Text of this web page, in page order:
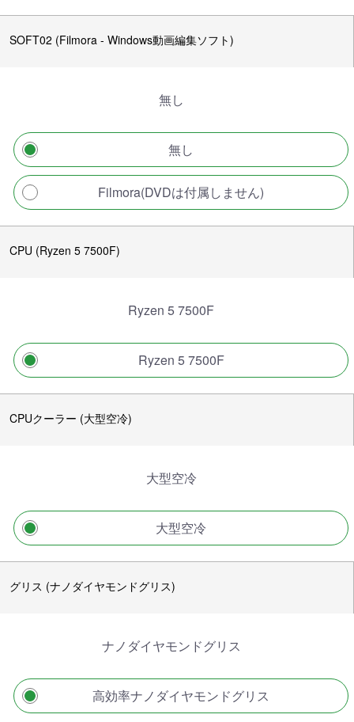
SOFT02 (Filmora - Windows動画編集ソフト)
無し
無し
Filmora(DVDは付属しません)
CPU (Ryzen 5 7500F)
Ryzen 5 7500F
Ryzen 5 7500F
CPUクーラー (大型空冷)
大型空冷
大型空冷
グリス (ナノダイヤモンドグリス)
ナノダイヤモンドグリス
高効率ナノダイヤモンドグリス